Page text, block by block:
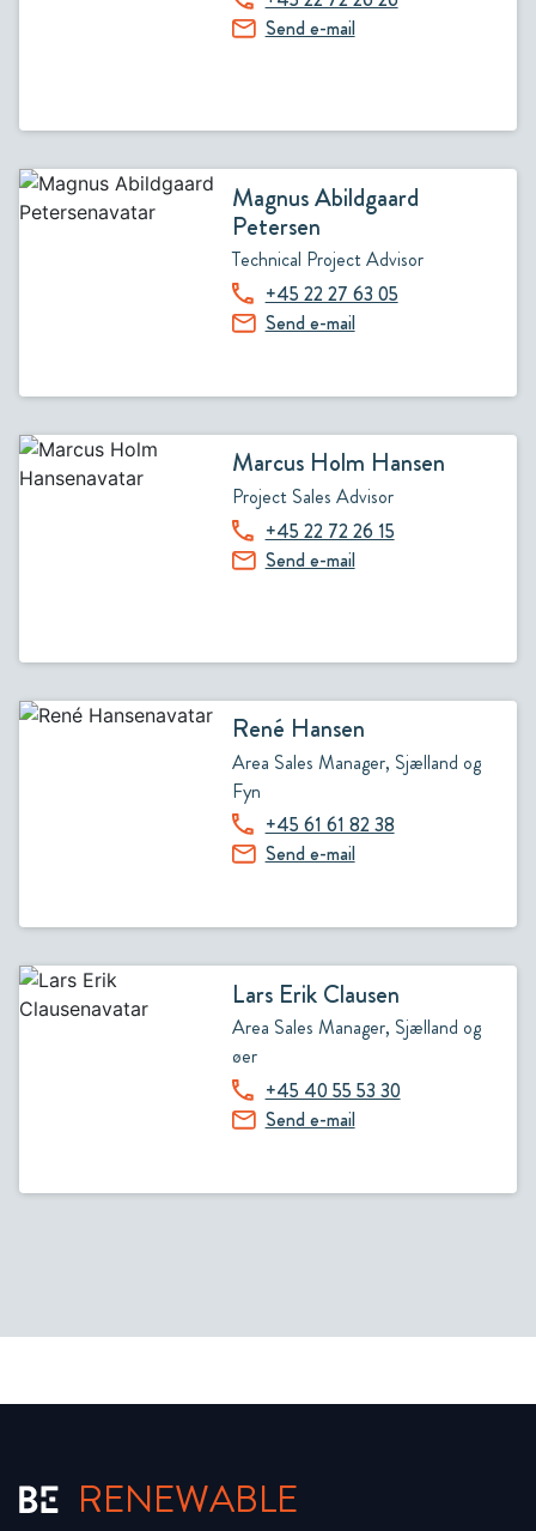
Send e-mail
Magnus Abildgaard
Petersen
Technical Project Advisor
+45 22 27 63 05
Send e-mail
Marcus Holm Hansen
Project Sales Advisor
+45 22 72 26 15
Send e-mail
René Hansen
Area Sales Manager, Sjælland og
Fyn
+45 61 61 82 38
Send e-mail
Lars Erik Clausen
Area Sales Manager, Sjælland og
øer
+45 40 55 53 30
Send e-mail
RENEWABLE